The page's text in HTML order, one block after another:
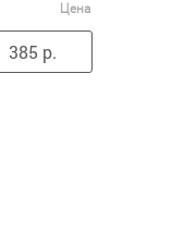
Цена
385 р.